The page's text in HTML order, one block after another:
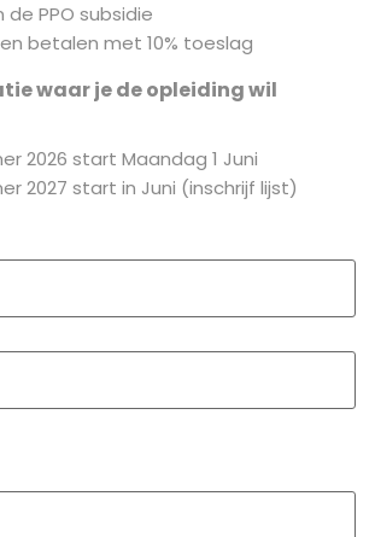
de PPO subsidie
betalen met 10% toeslag
waar je de opleiding wil
2026 start Maandag 1 Juni
2027 start in Juni (inschrijf lijst)